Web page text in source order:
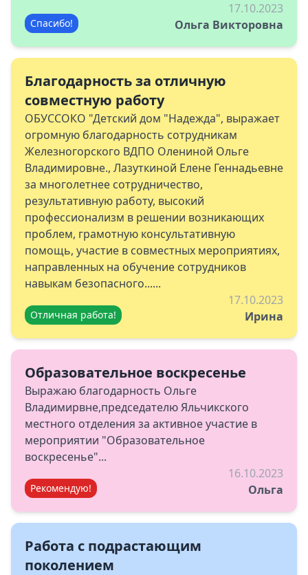
Спасибо!
17.10.2023
Ольга Викторовна
Благодарность за отличную
совместную работу
ОБУССОКО "Детский дом "Надежда", выражает
огромную благодарность сотрудникам
Железногорского ВДПО Олениной Ольге
Владимировне., Лазуткиной Елене Геннадьевне
за многолетнее сотрудничество,
результативную работу, высокий
профессионализм в решении возникающих
проблем, грамотную консультативную
помощь, участие в совместных мероприятиях,
направленных на обучение сотрудников
навыкам безопасного......
Отличная работа!
17.10.2023
Ирина
Образовательное воскресенье
Выражаю благодарность Ольге
Владимирвне,председателю Яльчикского
местного отделения за активное участие в
мероприятии "Образовательное
воскресенье"...
Рекомендую!
16.10.2023
Ольга
Работа с подрастающим
поколением